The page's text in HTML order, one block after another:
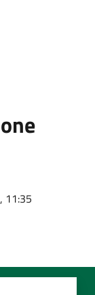
11:35